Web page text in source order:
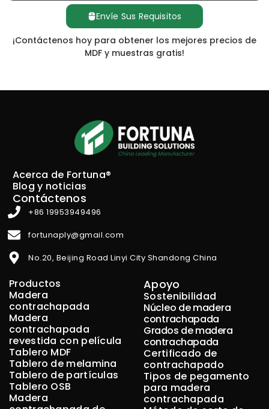
Envíe Sus Requisitos
¡Contáctenos hoy para obtener los mejores precios de
MDF y muestras gratis!
Acerca de Fortuna®
Blog y noticias
Contáctenos
+86 19953949496
fortunaply@gmail.com
No.20, Beijing Road Linyi City Shandong China
Productos
Madera
contrachapada
Madera
contrachapada
revestida con película
Tablero MDF
Tablero de melamina
Tablero de partículas
Tablero OSB
Madera
Apoyo
Sostenibilidad
Núcleo de madera
contrachapada
Grados de madera
contrachapada
Certificado de
contrachapado
Tipos de pegamento
para madera
contrachapada